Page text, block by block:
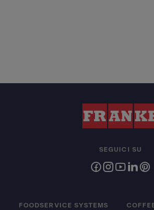
FOODSERVICE SYSTEMS
SEGUICI SU